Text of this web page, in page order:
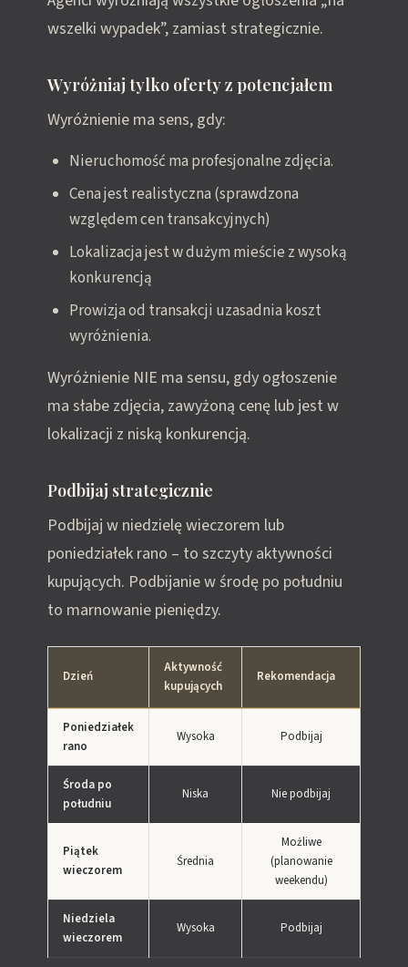
wszelki wypadek”, zamiast strategicznie.
Wyróżniaj tylko oferty z potencjałem
Wyróżnienie ma sens, gdy:
Nieruchomość ma profesjonalne zdjęcia.
Cena jest realistyczna (sprawdzona
względem cen transakcyjnych)
Lokalizacja jest w dużym mieście z wysoką
konkurencją
Prowizja od transakcji uzasadnia koszt
wyróżnienia.
Wyróżnienie NIE ma sensu, gdy ogłoszenie
ma słabe zdjęcia, zawyżoną cenę lub jest w
lokalizacji z niską konkurencją.
Podbijaj strategicznie
Podbijaj w niedzielę wieczorem lub
poniedziałek rano – to szczyty aktywności
kupujących. Podbijanie w środę po południu
to marnowanie pieniędzy.
Dzień
Aktywność
kupujących
Rekomendacja
Poniedziałek
rano
Wysoka Podbijaj
Środa po
południu
Niska Nie podbijaj
Piątek
wieczorem
Średnia
Możliwe
(planowanie
weekendu)
Niedziela
wieczorem
Wysoka Podbijaj